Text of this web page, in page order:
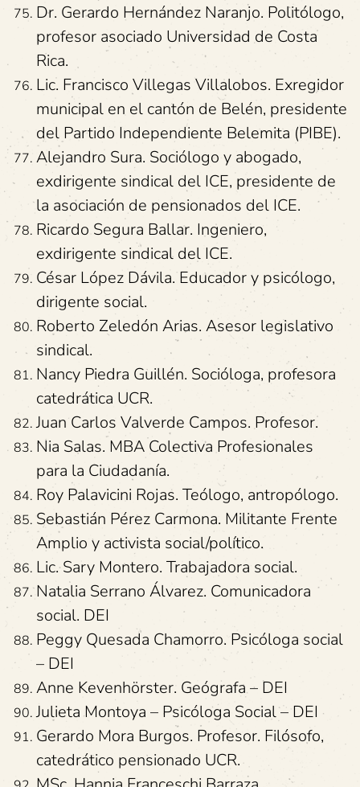
Dr. Gerardo Hernández Naranjo. Politólogo,
profesor asociado Universidad de Costa
Rica.
Lic. Francisco Villegas Villalobos. Exregidor
municipal en el cantón de Belén, presidente
del Partido Independiente Belemita (PIBE).
Alejandro Sura. Sociólogo y abogado,
exdirigente sindical del ICE, presidente de
la asociación de pensionados del ICE.
Ricardo Segura Ballar. Ingeniero,
exdirigente sindical del ICE.
César López Dávila. Educador y psicólogo,
dirigente social.
Roberto Zeledón Arias. Asesor legislativo
sindical.
Nancy Piedra Guillén. Socióloga, profesora
catedrática UCR.
Juan Carlos Valverde Campos. Profesor.
Nia Salas. MBA Colectiva Profesionales
para la Ciudadanía.
Roy Palavicini Rojas. Teólogo, antropólogo.
Sebastián Pérez Carmona. Militante Frente
Amplio y activista social/político.
Lic. Sary Montero. Trabajadora social.
Natalia Serrano Álvarez. Comunicadora
social. DEI
Peggy Quesada Chamorro. Psicóloga social
– DEI
Anne Kevenhörster. Geógrafa – DEI
Julieta Montoya – Psicóloga Social – DEI
Gerardo Mora Burgos. Profesor. Filósofo,
catedrático pensionado UCR.